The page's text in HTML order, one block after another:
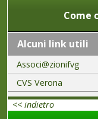
Come
Alcuni link utili
Associ@zionifvg
CVS Verona
<< indietro